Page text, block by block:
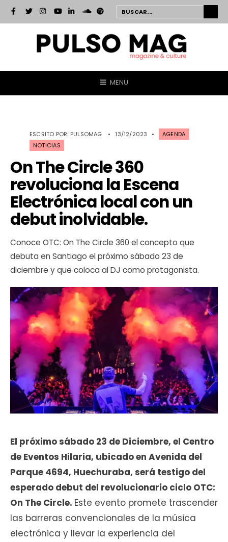
MENU
ESCRITO POR: PULSOMAG • 13/12/2023 •
AGENDA
NOTICIAS
On The Circle 360
revoluciona la Escena
Electrónica local con un
debut inolvidable.
Conoce OTC: On The Circle 360 el concepto que
debuta en Santiago el próximo sábado 23 de
diciembre y que coloca al DJ como protagonista.
El próximo sábado 23 de Diciembre, el Centro
de Eventos Hilaria, ubicado en Avenida del
Parque 4694, Huechuraba, será testigo del
esperado debut del revolucionario ciclo OTC:
On The Circle. Este evento promete trascender
las barreras convencionales de la música
electrónica y llevar la experiencia del